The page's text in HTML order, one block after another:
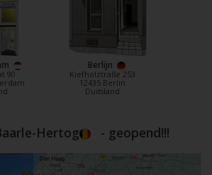
90
Berlijn
Kiefholztraße 253
12435 Berlin
Duitsland
Hertog - geopend!!!